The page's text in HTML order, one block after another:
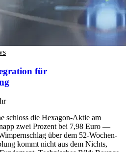
für
schloss die Hexagon-Aktie am
zwei Prozent bei 7,98 Euro —
über dem 52-Wochen-
kommt nicht aus dem Nichts,